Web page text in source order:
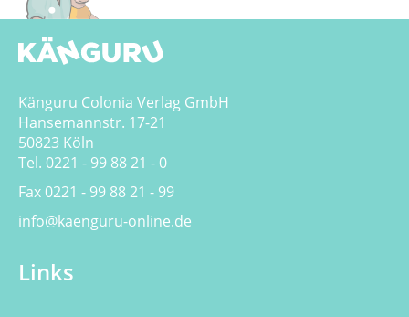
Känguru Colonia Verlag GmbH
Hansemannstr. 17-21
50823 Köln
Tel. 0221 - 99 88 21 - 0
Fax 0221 - 99 88 21 - 99
info@kaenguru-online.de
Links